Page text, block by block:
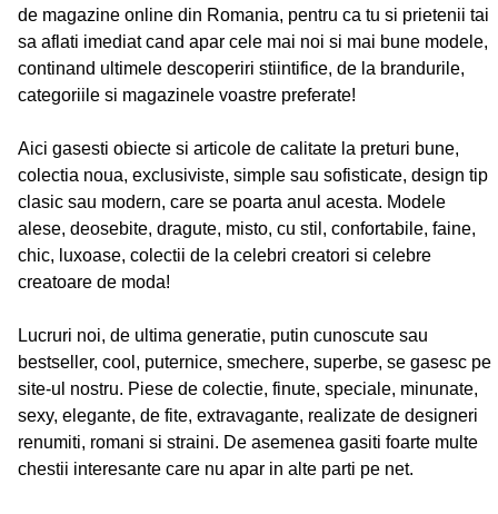
de magazine online din Romania, pentru ca tu si prietenii tai
sa aflati imediat cand apar cele mai noi si mai bune modele,
continand ultimele descoperiri stiintifice, de la brandurile,
categoriile si magazinele voastre preferate!
Aici gasesti obiecte si articole de calitate la preturi bune,
colectia noua, exclusiviste, simple sau sofisticate, design tip
clasic sau modern, care se poarta anul acesta. Modele
alese, deosebite, dragute, misto, cu stil, confortabile, faine,
chic, luxoase, colectii de la celebri creatori si celebre
creatoare de moda!
Lucruri noi, de ultima generatie, putin cunoscute sau
bestseller, cool, puternice, smechere, superbe, se gasesc pe
site-ul nostru. Piese de colectie, finute, speciale, minunate,
sexy, elegante, de fite, extravagante, realizate de designeri
renumiti, romani si straini. De asemenea gasiti foarte multe
chestii interesante care nu apar in alte parti pe net.